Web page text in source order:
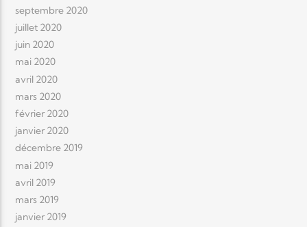
septembre 2020
juillet 2020
juin 2020
mai 2020
avril 2020
mars 2020
février 2020
janvier 2020
décembre 2019
mai 2019
avril 2019
mars 2019
janvier 2019